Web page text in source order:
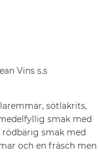
Vins s.s
sötlakrits,
smak med
smak med
och en fräsch men